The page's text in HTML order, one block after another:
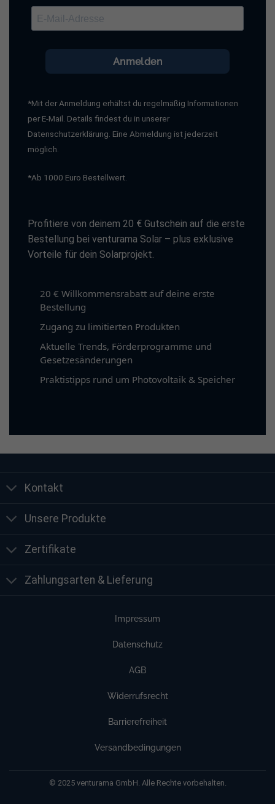
Anmelden
*Mit der Anmeldung erhältst du regelmäßig Informationen
per E-Mail. Details findest du in unserer
Datenschutzerklärung. Eine Abmeldung ist jederzeit
möglich.
*Ab 1000 Euro Bestellwert.
Profitiere von deinem 20 € Gutschein auf die erste
Bestellung bei venturama Solar – plus exklusive
Vorteile für dein Solarprojekt.
20 € Willkommensrabatt auf deine erste
Bestellung
Zugang zu limitierten Produkten
Aktuelle Trends, Förderprogramme und
Gesetzesänderungen
Praktistipps rund um Photovoltaik & Speicher
Kontakt
Unsere Produkte
Zertifikate
Zahlungsarten & Lieferung
Impressum
Datenschutz
AGB
Widerrufsrecht
Barrierefreiheit
Versandbedingungen
© 2025 venturama GmbH. Alle Rechte vorbehalten.